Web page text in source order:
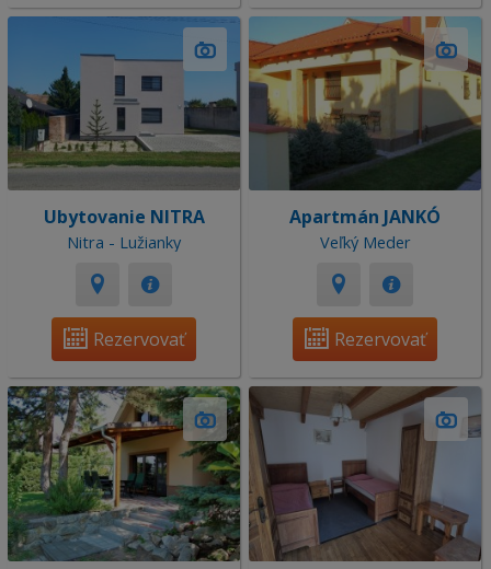
Ubytovanie NITRA
Nitra - Lužianky
Rezervovať
Apartmán JANKÓ
Veľký Meder
Rezervovať